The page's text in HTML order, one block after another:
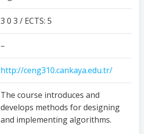
3 0 3 / ECTS: 5
–
http://ceng310.cankaya.edu.tr/
The course introduces and
develops methods for designing
and implementing algorithms.